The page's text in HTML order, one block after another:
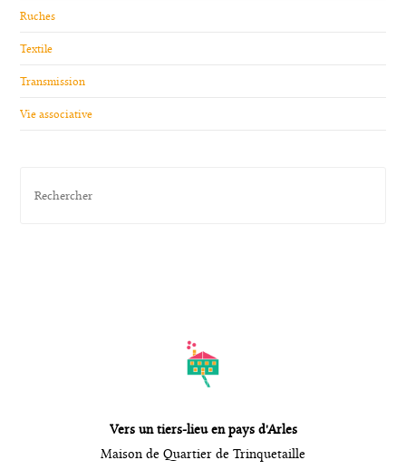
Ruches
Textile
Transmission
Vie associative
Vers un tiers-lieu en pays d'Arles
Maison de Quartier de Trinquetaille